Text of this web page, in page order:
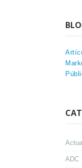
ADC